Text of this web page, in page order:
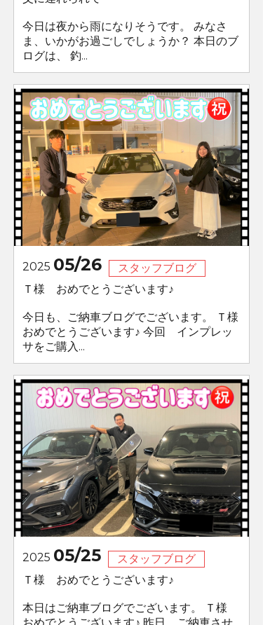
今日は夜から雨になりそうです。 みなさ
ま、いかがお過ごしでしょうか？ 本日のブ
ログは、 釣...
2025 05/26
スタッフブログ
Ｔ様 おめでとうございます♪
今日も、ご納車ブログでございます。 Ｔ様
おめでとうございます♪ 今回 インプレッ
サをご購入...
2025 05/25
スタッフブログ
Ｔ様 おめでとうございます♪
本日はご納車ブログでございます。 Ｔ様